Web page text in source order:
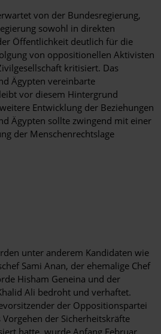
von der Bundesregierung,
sowohl in direkten
Öffentlichkeit deutlich für die
von oppositionellen Aktivisten
kritisiert. Das
Ägypten vereinbarte
vor diesem Hintergrund
Entwicklung der Beziehungen
Ägypten sollte zwingend mit einer
der Menschenrechtslage
unter anderem Kandidaten wie
Sami Anan, der ehemalige Chef
Hisham Geneina und der
Ali bedroht und verhaftet.
der Oppositionspartei
der Sicherheitskräfte